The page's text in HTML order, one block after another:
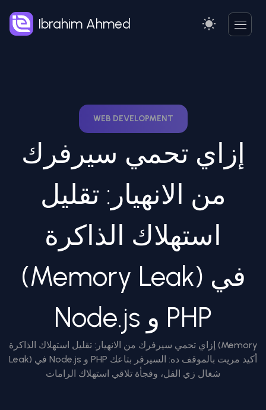
Ibrahim Ahmed
WEB DEVELOPMENT
إزاي تحمي سيرفرك
من الانهيار: تقليل
استهلاك الذاكرة
(Memory Leak) في
Node.js و PHP
إزاي تحمي سيرفرك من الانهيار: تقليل استهلاك الذاكرة (Memory
Leak) في Node.js و PHP أكيد مريت بالموقف ده: السيرفر بتاعك
شغال زي الفل، وفجأة تلاقي استهلاك الرامات